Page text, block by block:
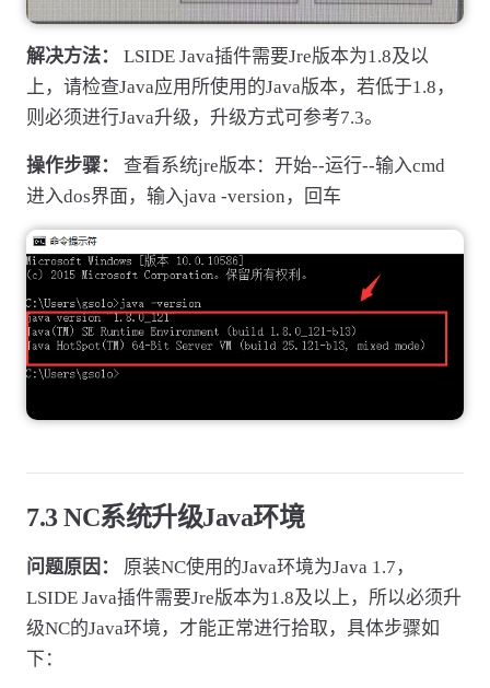
解决方法：
LSIDE Java插件需要Jre版本为1.8及以
上，请检查Java应用所使用的Java版本，若低于1.8，
则必须进行Java升级，升级方式可参考7.3。
操作步骤：
查看系统jre版本：开始--运行--输入cmd
进入dos界面，输入java -version，回车
7.3 NC系统升级Java环境
问题原因：
原装NC使用的Java环境为Java 1.7，
LSIDE Java插件需要Jre版本为1.8及以上，所以必须升
级NC的Java环境，才能正常进行拾取，具体步骤如
下：